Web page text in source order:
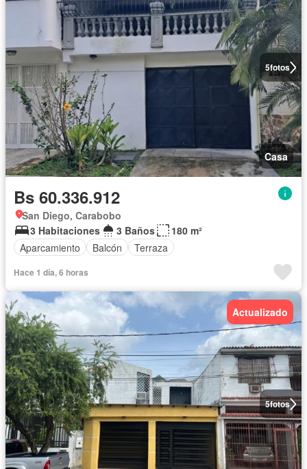
5fotos
Casa
Bs 60.336.912
San Diego, Carabobo
3 Habitaciones
3 Baños
180 m²
Aparcamiento
Balcón Terraza
Hace 1 día, 6 horas
5fotos
Actualizado